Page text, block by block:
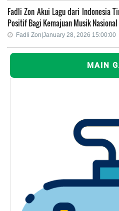
Fadli Zon Akui Lagu dari Indonesia
Positif Bagi Kemajuan Musik Nasional
Fadli Zon|January 28, 2026 15:00:00
MAIN